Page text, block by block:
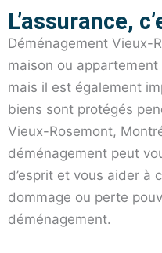
L’assurance,
Déménagement Vieux-
maison ou
mais il est également
biens sont protégés
Vieux-Rosemont,
déménagement peut
d’esprit et vous aider à
dommage ou perte
déménagement.